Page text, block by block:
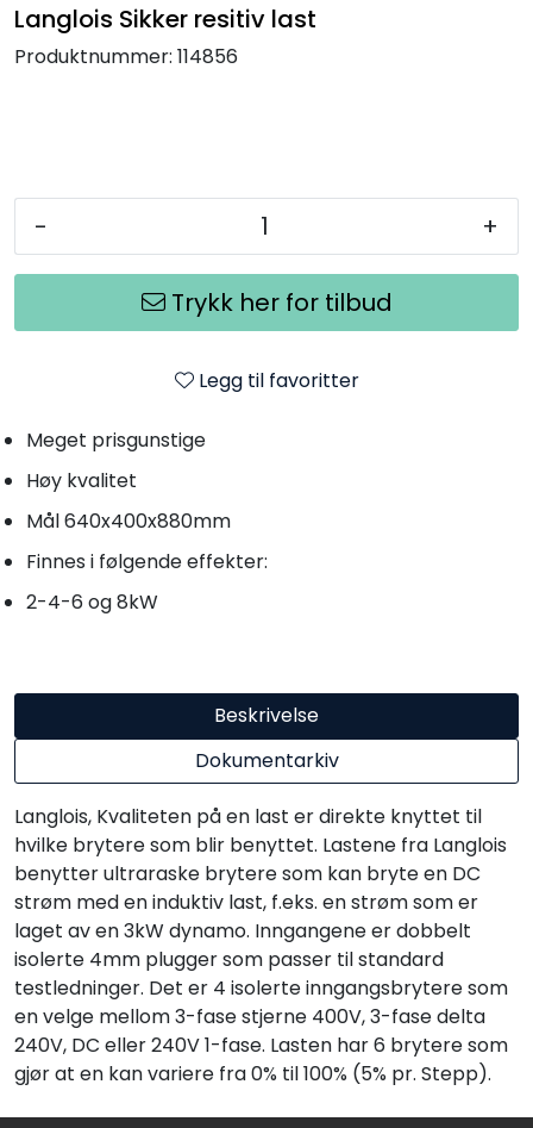
Langlois Sikker resitiv last
Produktnummer: 114856
- +
Trykk her for tilbud
Legg til favoritter
Meget prisgunstige
Høy kvalitet
Mål 640x400x880mm
Finnes i følgende effekter:
2-4-6 og 8kW
Beskrivelse
Dokumentarkiv
Langlois, Kvaliteten på en last er direkte knyttet til
hvilke brytere som blir benyttet. Lastene fra Langlois
benytter ultraraske brytere som kan bryte en DC
strøm med en induktiv last, f.eks. en strøm som er
laget av en 3kW dynamo. Inngangene er dobbelt
isolerte 4mm plugger som passer til standard
testledninger. Det er 4 isolerte inngangsbrytere som
en velge mellom 3-fase stjerne 400V, 3-fase delta
240V, DC eller 240V 1-fase. Lasten har 6 brytere som
gjør at en kan variere fra 0% til 100% (5% pr. Stepp).
Kampanjer